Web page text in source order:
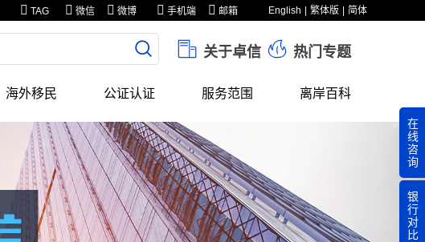
English 繁体版 简体
TAG 微信 微博 手机端 邮箱
关于卓信 热门专题
海外移民 公证认证 服务范围 离岸百科
在
线
咨
询
银
行
对
比